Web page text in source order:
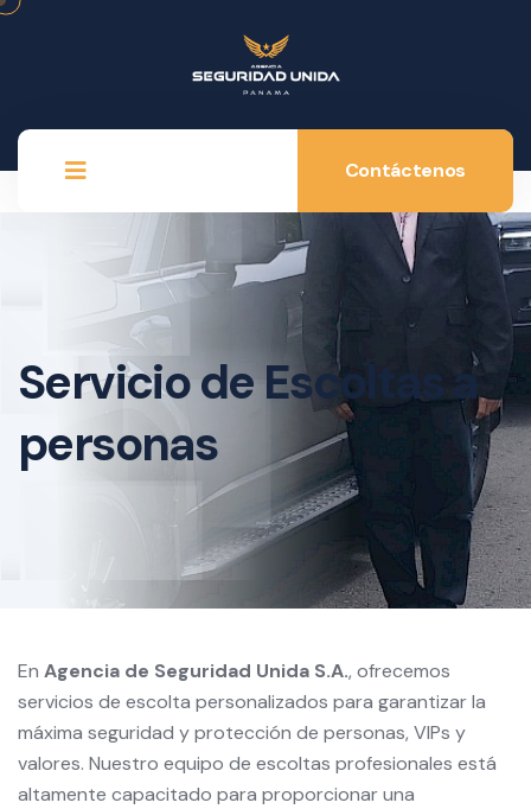
Contáctenos
Servicio de Escoltas a
personas
En Agencia de Seguridad Unida S.A., ofrecemos
servicios de escolta personalizados para garantizar la
máxima seguridad y protección de personas, VIPs y
valores. Nuestro equipo de escoltas profesionales está
altamente capacitado para proporcionar una